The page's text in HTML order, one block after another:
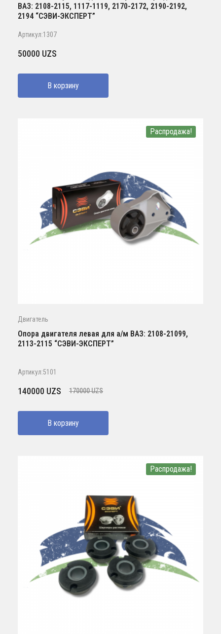
ВАЗ: 2108-2115, 1117-1119, 2170-2172, 2190-2192,
2194 “СЭВИ-ЭКСПЕРТ”
Артикул:1307
50000 UZS
В корзину
Распродажа!
Двигатель
Опора двигателя левая для а/м ВАЗ: 2108-21099,
2113-2115 “СЭВИ-ЭКСПЕРТ”
Артикул:5101
170000UZS
Первоначальная
составляла
170000 UZS.
140000 UZS
Текущая
140000 UZS.
В корзину
Распродажа!